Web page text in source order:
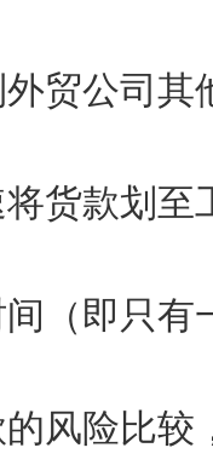
贸公司其
货款划至
（即只有
的风险比